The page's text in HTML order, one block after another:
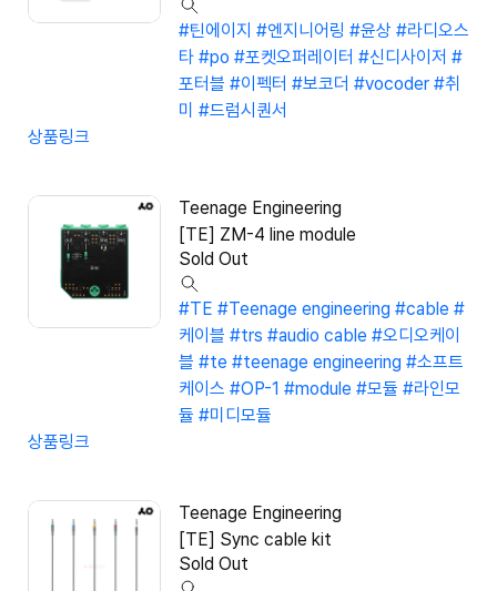
#틴에이지 #엔지니어링 #윤상 #라디오스
타 #po #포켓오퍼레이터 #신디사이저 #
포터블 #이펙터 #보코더 #vocoder #취
미 #드럼시퀀서
상품링크
Teenage Engineering
[TE] ZM-4 line module
Sold Out
#TE #Teenage engineering #cable #
케이블 #trs #audio cable #오디오케이
블 #te #teenage engineering #소프트
케이스 #OP-1 #module #모듈 #라인모
듈 #미디모듈
상품링크
Teenage Engineering
[TE] Sync cable kit
Sold Out